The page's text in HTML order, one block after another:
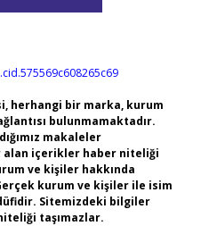
herhangi bir marka, kurum
bulunmamaktadır.
makaleler
alan içerikler haber niteliği
ve kişiler hakkında
kurum ve kişiler ile isim
Sitemizdeki bilgiler
taşımazlar.